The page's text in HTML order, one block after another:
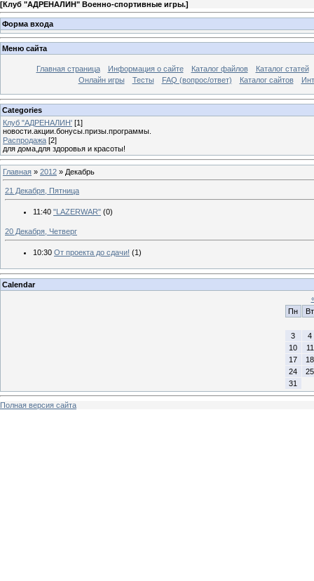
[Клуб "АДРЕНАЛИН" Военно-спортивные игры.]
Форма входа
Меню сайта
Главная страница Информация о сайте Каталог файлов
Каталог статей
Онлайн игры
Тесты FAQ (вопрос/ответ) Каталог сайтов
Categories
Клуб "АДРЕНАЛИН' [1]
новости.акции.бонусы.призы.программы.
Распродажа [2]
для дома,для здоровья и красоты!
Главная » 2012 » Декабрь
21 Декабря, Пятница
11:40 "LAZERWAR" (0)
20 Декабря, Четверг
10:30 От проекта до сдачи! (1)
Calendar
Пн
Вт
3
4
10
11
17
18
24
25
31
Полная версия сайта